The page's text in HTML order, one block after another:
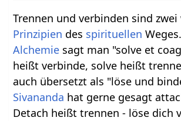
Trennen und verbinden sind
Prinzipien des spirituellen
Alchemie sagt man "solve et
heißt verbinde, solve heißt
auch übersetzt als "löse und
Sivananda hat gerne gesagt
Detach heißt trennen - löse dich